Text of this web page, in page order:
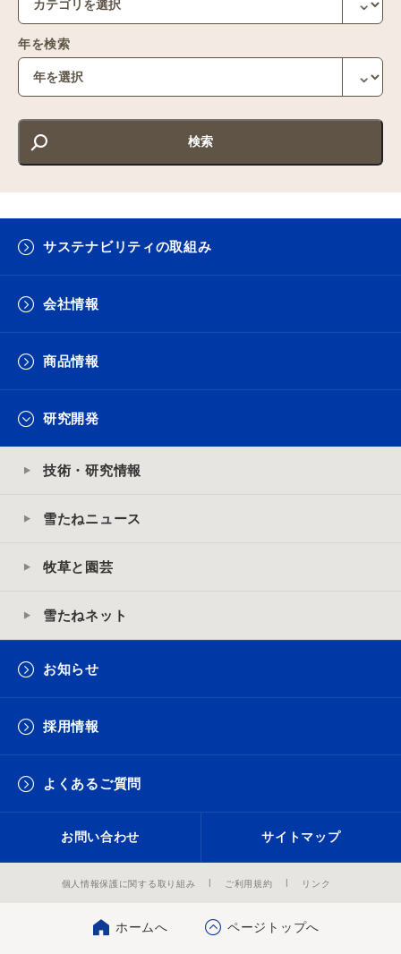
年を検索
サステナビリティの取組み
会社情報
商品情報
研究開発
技術・研究情報
雪たねニュース
牧草と園芸
雪たねネット
お知らせ
採用情報
よくあるご質問
お問い合わせ サイトマップ
ホームへ ページトップへ
個人情報保護に関する取り組み ご利用規約 リンク